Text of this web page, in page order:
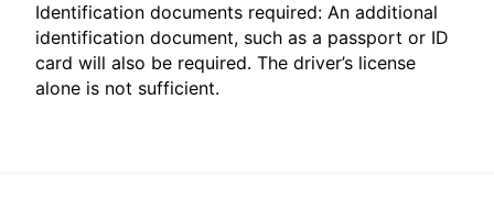
Identification documents required: An additional
identification document, such as a passport or ID
card will also be required. The driver’s license
alone is not sufficient.